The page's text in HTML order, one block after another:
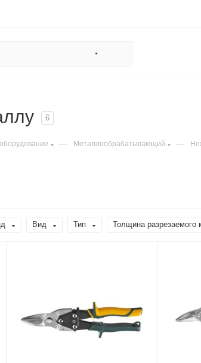
6
— Металлообрабатывающий —
Вид Тип Толщина разрезаемого